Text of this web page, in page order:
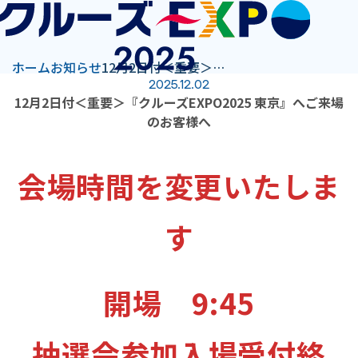
ホームお知らせ 12月2日付＜重要＞『クルーズEXPO2025 東京』へご来場のお客様へ
2025.12.02
12月2日付＜重要＞『クルーズEXPO2025 東京』へご来場
のお客様へ
会場時間を変更いたしま
す
開場 9:45